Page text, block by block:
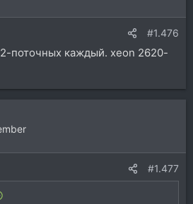
#1.476
поточных каждый. xeon 2620-
#1.477